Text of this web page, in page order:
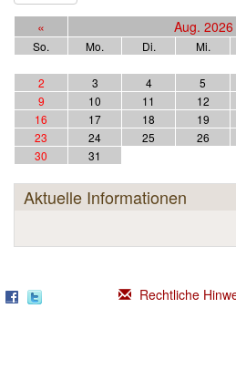
Kontakt
« Aug. 2026
So. Mo. Di. Mi.
2
3 4 5
9
10 11 12
16
17 18 19
23
24 25 26
30
31
Aktuelle Informationen
Rechtliche